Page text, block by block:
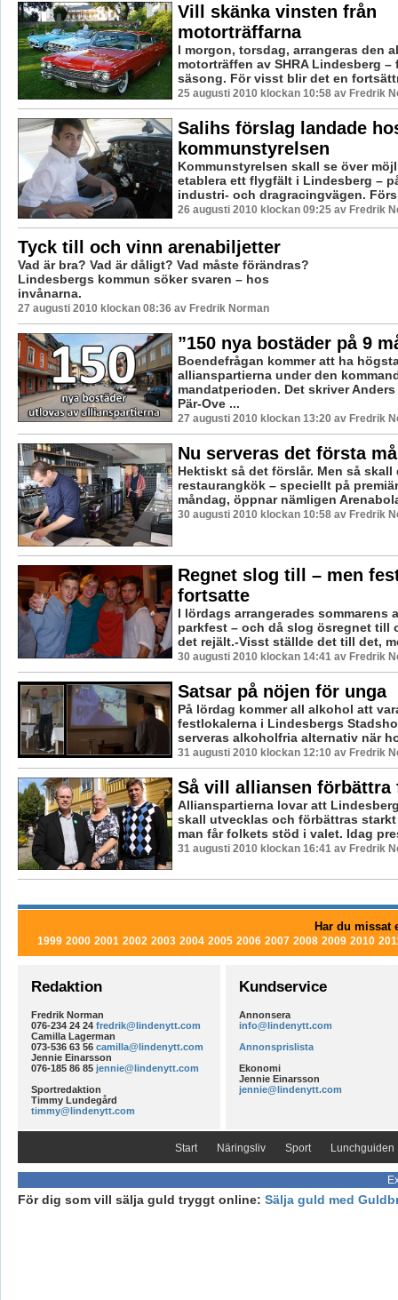
Vill skänka vinsten från
motorträffarna
I morgon, torsdag, arrangeras den
motorträffen av SHRA Lindesberg –
säsong. För visst blir det en
25 augusti 2010 klockan 10:58 av Fredrik
Salihs förslag landade
kommunstyrelsen
Kommunstyrelsen skall se över
etablera ett flygfält i Lindesberg –
industri- och dragracingvägen.
26 augusti 2010 klockan 09:25 av Fredrik
Tyck till och vinn arenabiljetter
Vad är bra? Vad är dåligt? Vad måste förändras?
Lindesbergs kommun söker svaren – hos
invånarna.
27 augusti 2010 klockan 08:36 av Fredrik Norman
”150 nya bostäder på 9
Boendefrågan kommer att ha
allianspartierna under den
mandatperioden. Det skriver
Pär-Ove ...
27 augusti 2010 klockan 13:20 av Fredrik
Nu serveras det första
Hektiskt så det förslår. Men så skall
restaurangkök – speciellt på
måndag, öppnar nämligen
30 augusti 2010 klockan 10:58 av Fredrik
Regnet slog till – men
fortsatte
I lördags arrangerades sommarens
parkfest – och då slog ösregnet till
det rejält.-Visst ställde det till det,
30 augusti 2010 klockan 14:41 av Fredrik
Satsar på nöjen för unga
På lördag kommer all alkohol att
festlokalerna i Lindesbergs
serveras alkoholfria alternativ när
31 augusti 2010 klockan 12:10 av Fredrik
Så vill alliansen förbättra
Allianspartierna lovar att
skall utvecklas och förbättras
man får folkets stöd i valet. Idag
31 augusti 2010 klockan 16:41 av Fredrik
Har du missat
1999 2000 2001 2002 2003 2004 2005 2006 2007 2008 2009 2010
Redaktion
Fredrik Norman
076-234 24 24 fredrik@lindenytt.com
Camilla Lagerman
073-536 63 56 camilla@lindenytt.com
Jennie Einarsson
076-185 86 85 jennie@lindenytt.com
Sportredaktion
Timmy Lundegård
timmy@lindenytt.com
Kundservice
Annonsera
info@lindenytt.com
Annonsprislista
Ekonomi
Jennie Einarsson
jennie@lindenytt.com
Start Näringsliv Sport Lunchguiden
För dig som vill sälja guld tryggt online: Sälja guld med